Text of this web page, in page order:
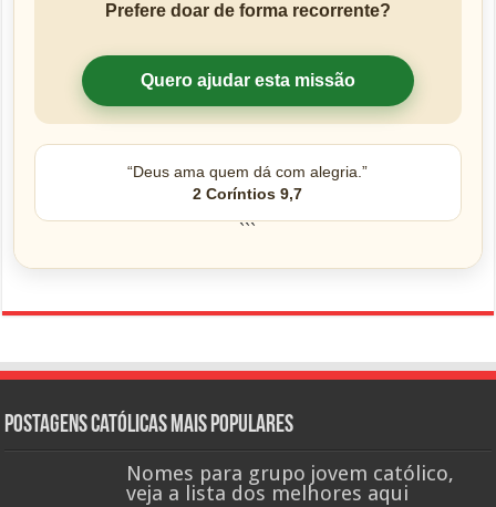
Prefere doar de forma recorrente?
Quero ajudar esta missão
“Deus ama quem dá com alegria.”
2 Coríntios 9,7
```
Postagens católicas mais Populares
Nomes para grupo jovem católico,
veja a lista dos melhores aqui